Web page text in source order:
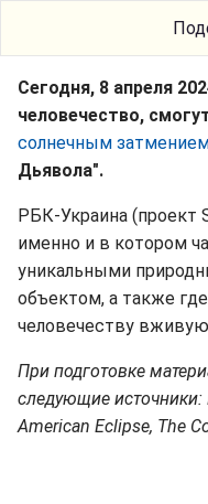
Сегодня, 8 апреля
человечество,
солнечным
Дьявола".
РБК-Украина (проект
именно и в котором
уникальными
объектом, а также
человечеству
При подготовке
следующие источники:
American Eclipse, The